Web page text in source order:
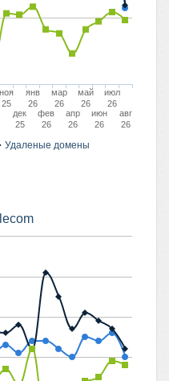
Удаленые домены
ноя
25
дек
25
янв
26
фев
26
мар
26
апр
26
май
26
июн
26
июл
26
авг
26